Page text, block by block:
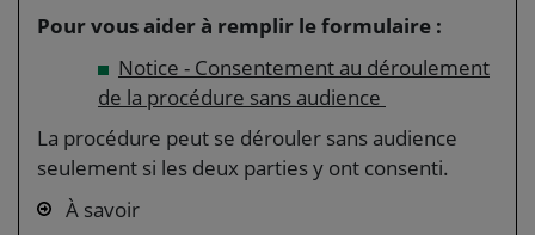
Pour vous aider à remplir le formulaire :
Notice - Consentement au déroulement
de la procédure sans audience
La procédure peut se dérouler sans audience
seulement si les deux parties y ont consenti.
À savoir